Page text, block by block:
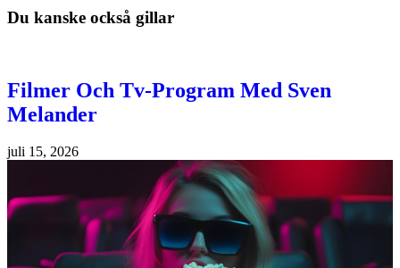
Du kanske också gillar
Filmer Och Tv-Program Med Sven
Melander
juli 15, 2026